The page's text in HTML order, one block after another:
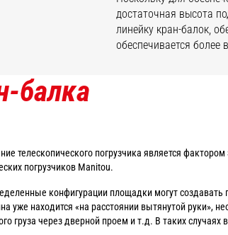
достаточная высота
линейку кран-балок,
обеспечивается более
балка
телескопического погрузчика является
погрузчиков Manitou.
конфигурации площадки могут
уже находится «на расстоянии вытянутой руки»,
груза через дверной проем и т.д. В таких